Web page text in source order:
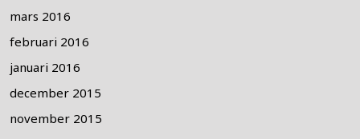
mars 2016
februari 2016
januari 2016
december 2015
november 2015